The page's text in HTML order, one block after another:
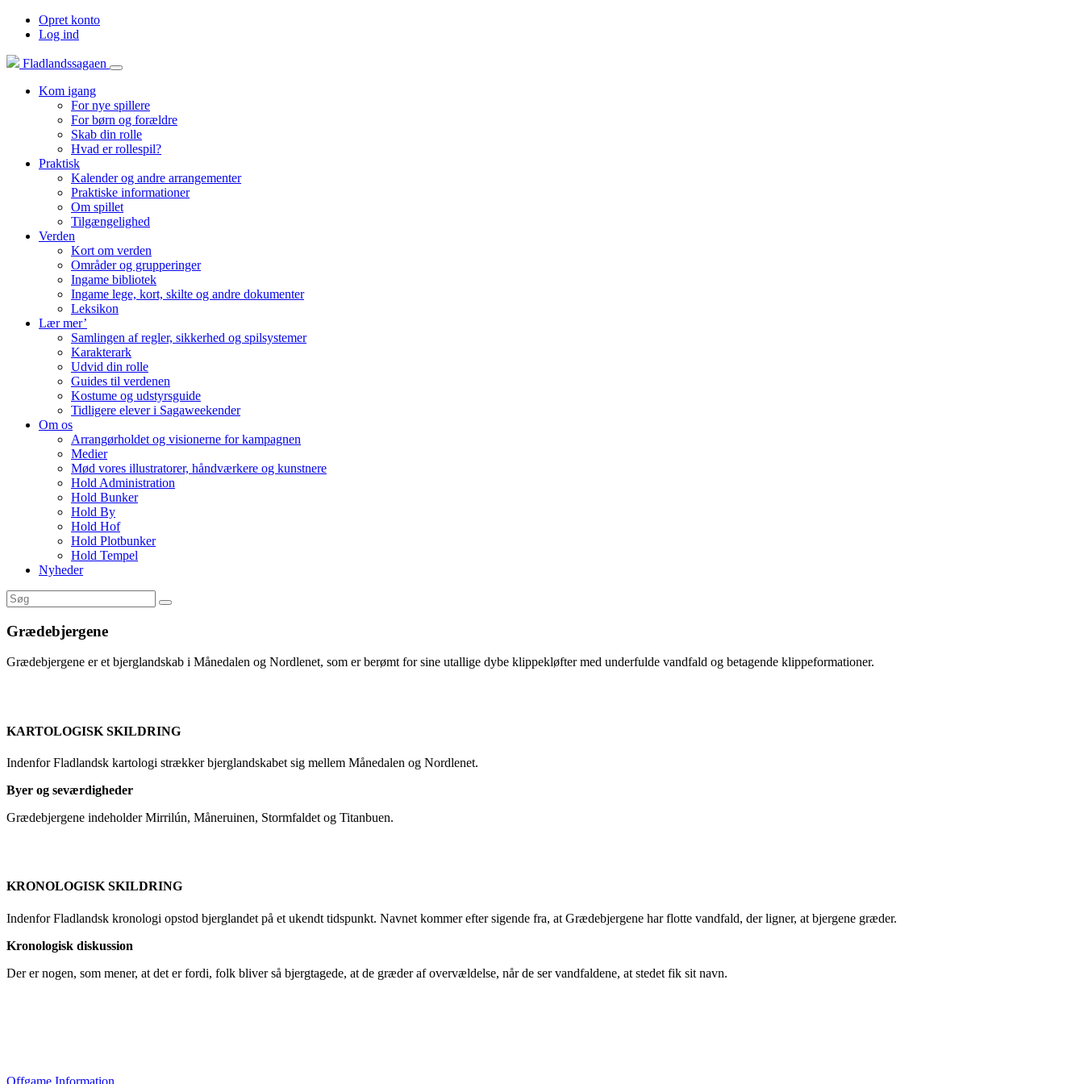
Opret konto
Log ind
Fladlandssagaen
Kom igang
For nye spillere
For børn og forældre
Skab din rolle
Hvad er rollespil?
Praktisk
Kalender og andre arrangementer
Praktiske informationer
Om spillet
Tilgængelighed
Verden
Kort om verden
Områder og grupperinger
Ingame bibliotek
Ingame lege, kort, skilte og andre dokumenter
Leksikon
Lær mer’
Samlingen af regler, sikkerhed og spilsystemer
Karakterark
Udvid din rolle
Guides til verdenen
Kostume og udstyrsguide
Tidligere elever i Sagaweekender
Om os
Arrangørholdet og visionerne for kampagnen
Medier
Mød vores illustratorer, håndværkere og kunstnere
Hold Administration
Hold Bunker
Hold By
Hold Hof
Hold Plotbunker
Hold Tempel
Nyheder
Grædebjergene
Grædebjergene er et bjerglandskab i Månedalen og Nordlenet, som er berømt for sine utallige dybe klippekløfter med underfulde vandfald og betagende klippeformationer.
KARTOLOGISK SKILDRING
Indenfor Fladlandsk kartologi strækker bjerglandskabet sig mellem Månedalen og Nordlenet.
Byer og seværdigheder
Grædebjergene indeholder Mirrilún, Måneruinen, Stormfaldet og Titanbuen.
KRONOLOGISK SKILDRING
Indenfor Fladlandsk kronologi opstod bjerglandet på et ukendt tidspunkt. Navnet kommer efter sigende fra, at Grædebjergene har flotte vandfald, der ligner, at bjergene græder.
Kronologisk diskussion
Der er nogen, som mener, at det er fordi, folk bliver så bjergtagede, at de græder af overvældelse, når de ser vandfaldene, at stedet fik sit navn.
Offgame Information